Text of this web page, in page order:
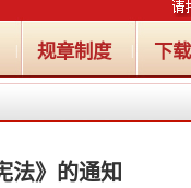
规章制度 下
法》的通知